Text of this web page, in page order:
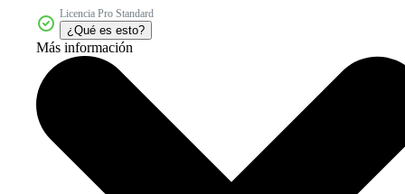
Licencia Pro Standard
¿Qué es esto?
Más información